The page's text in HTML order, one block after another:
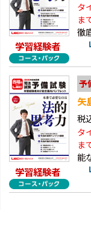
学習経験者
タ
ま
徹
学習経験者
予
矢
税
タ
ま
能